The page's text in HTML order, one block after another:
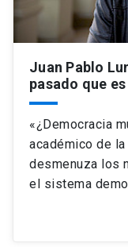
Juan Pablo
pasado que
«¿Democracia
académico de la
desmenuza los
el sistema